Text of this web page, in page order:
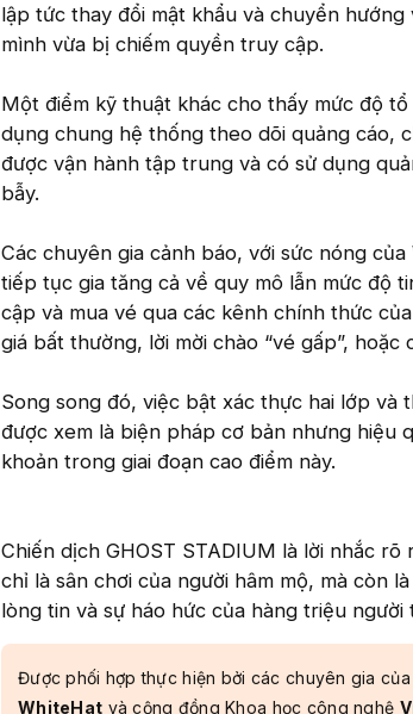
lập tức thay đổi mật khẩu và chuyển
mình vừa bị chiếm quyền truy cập.
Một điểm kỹ thuật khác cho thấy mức độ
dụng chung hệ thống theo dõi quảng cáo,
được vận hành tập trung và có sử dụng
bẫy.
Các chuyên gia cảnh báo, với sức nóng
tiếp tục gia tăng cả về quy mô lẫn mức độ
cập và mua vé qua các kênh chính thức
giá bất thường, lời mời chào “vé gấp”,
Song song đó, việc bật xác thực hai lớp
được xem là biện pháp cơ bản nhưng hiệu
khoản trong giai đoạn cao điểm này.
Chiến dịch GHOST STADIUM là lời nhắc
chỉ là sân chơi của người hâm mộ, mà còn
lòng tin và sự háo hức của hàng triệu người
Được phối hợp thực hiện bởi các chuyên gia của
WhiteHat và cộng đồng Khoa học công nghệ